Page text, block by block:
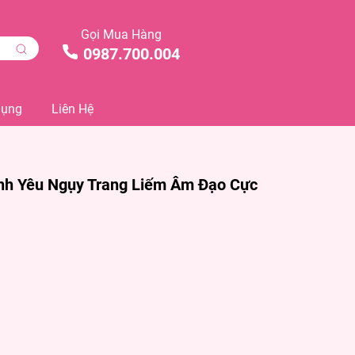
Gọi Mua Hàng
0987.700.004
Liên Hệ
Yêu Ngụy Trang Liếm Âm Đạo Cực